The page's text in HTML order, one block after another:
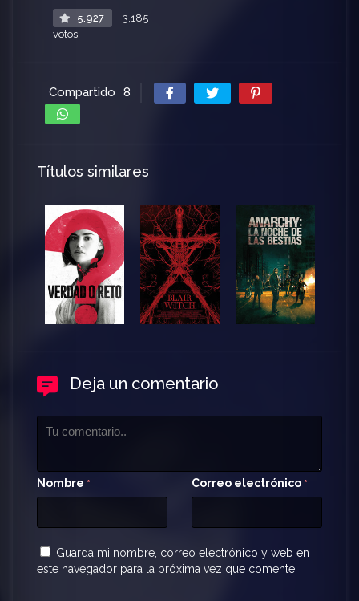
5.927
3,185
votos
Compartido 8
Títulos similares
Deja un comentario
Nombre * Correo electrónico *
Guarda mi nombre, correo electrónico y web en
este navegador para la próxima vez que comente.